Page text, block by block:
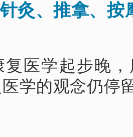
针灸、推拿、
复医学起步晚
学的观念仍停